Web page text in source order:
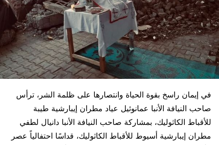
في إيمان راسخ بقوة الحياة وانتصارها على ظلمة الشر، ترأس
صاحب النيافة الأنبا عمانوئيل عياد مطران إيبارشية طيبة
للأقباط الكاثوليك، بمشاركة صاحب النيافة الأنبا دانيال لطفي
مطران إيبارشية أسيوط للأقباط الكاثوليك، قداسًا احتفالياً عصر